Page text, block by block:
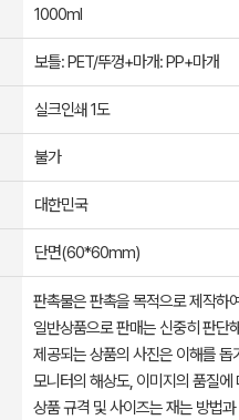
1000ml
보틀: PET/뚜껑+마개: PP+마개
실크인쇄 1도
불가
대한민국
단면(60*60mm)
판촉물은 판촉을 목적으로 제작하
일반상품으로 판매는 신중히 판단
제공되는 상품의 사진은 이해를
모니터의 해상도, 이미지의 품질
상품 규격 및 사이즈는 재는 방법